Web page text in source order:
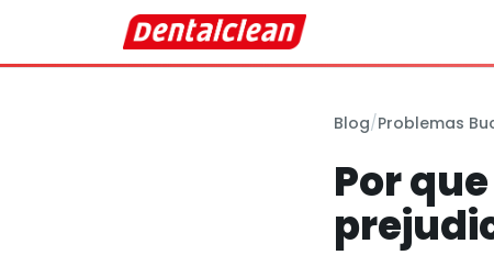
Blog/Problemas
Por